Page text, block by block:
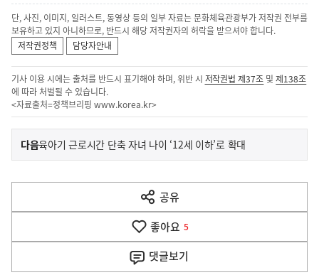
단, 사진, 이미지, 일러스트, 동영상 등의 일부 자료는 문화체육관광부가 저작권 전부를
보유하고 있지 아니하므로, 반드시 해당 저작권자의 허락을 받으셔야 합니다.
저작권정책
담당자안내
기사 이용 시에는 출처를 반드시 표기해야 하며, 위반 시 저작권법 제37조 및제138조
에 따라 처벌될 수 있습니다.
<자료출처=정책브리핑 www.korea.kr>
이
전
다
음
다음기
육아기 근로시간 단축 자녀 나이 ‘12세 이하’로 확대
공유
열
기
좋아요 5
댓글보기